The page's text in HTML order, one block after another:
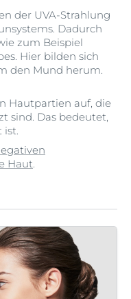
der UVA-Strahlung
Dadurch
zum Beispiel
Hier bilden sich
den Mund herum.
Hautpartien auf, die
sind. Das bedeutet,
ist.
Haut.